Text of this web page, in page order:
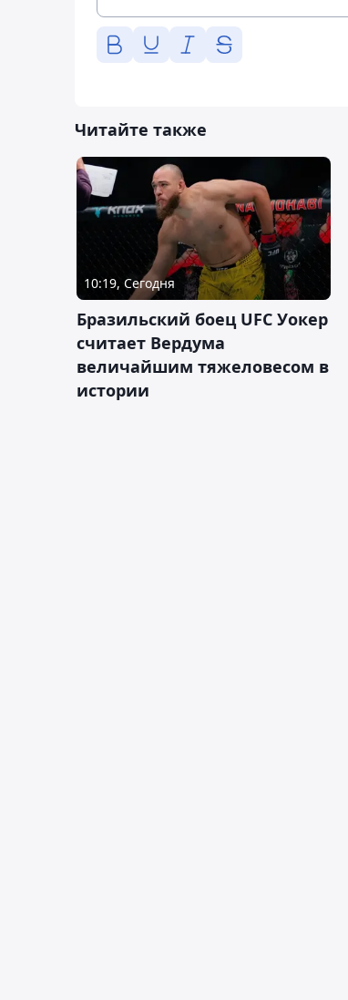
Читайте также
10:19, Сегодня
Бразильский боец UFC Уокер
считает Вердума
величайшим тяжеловесом в
истории